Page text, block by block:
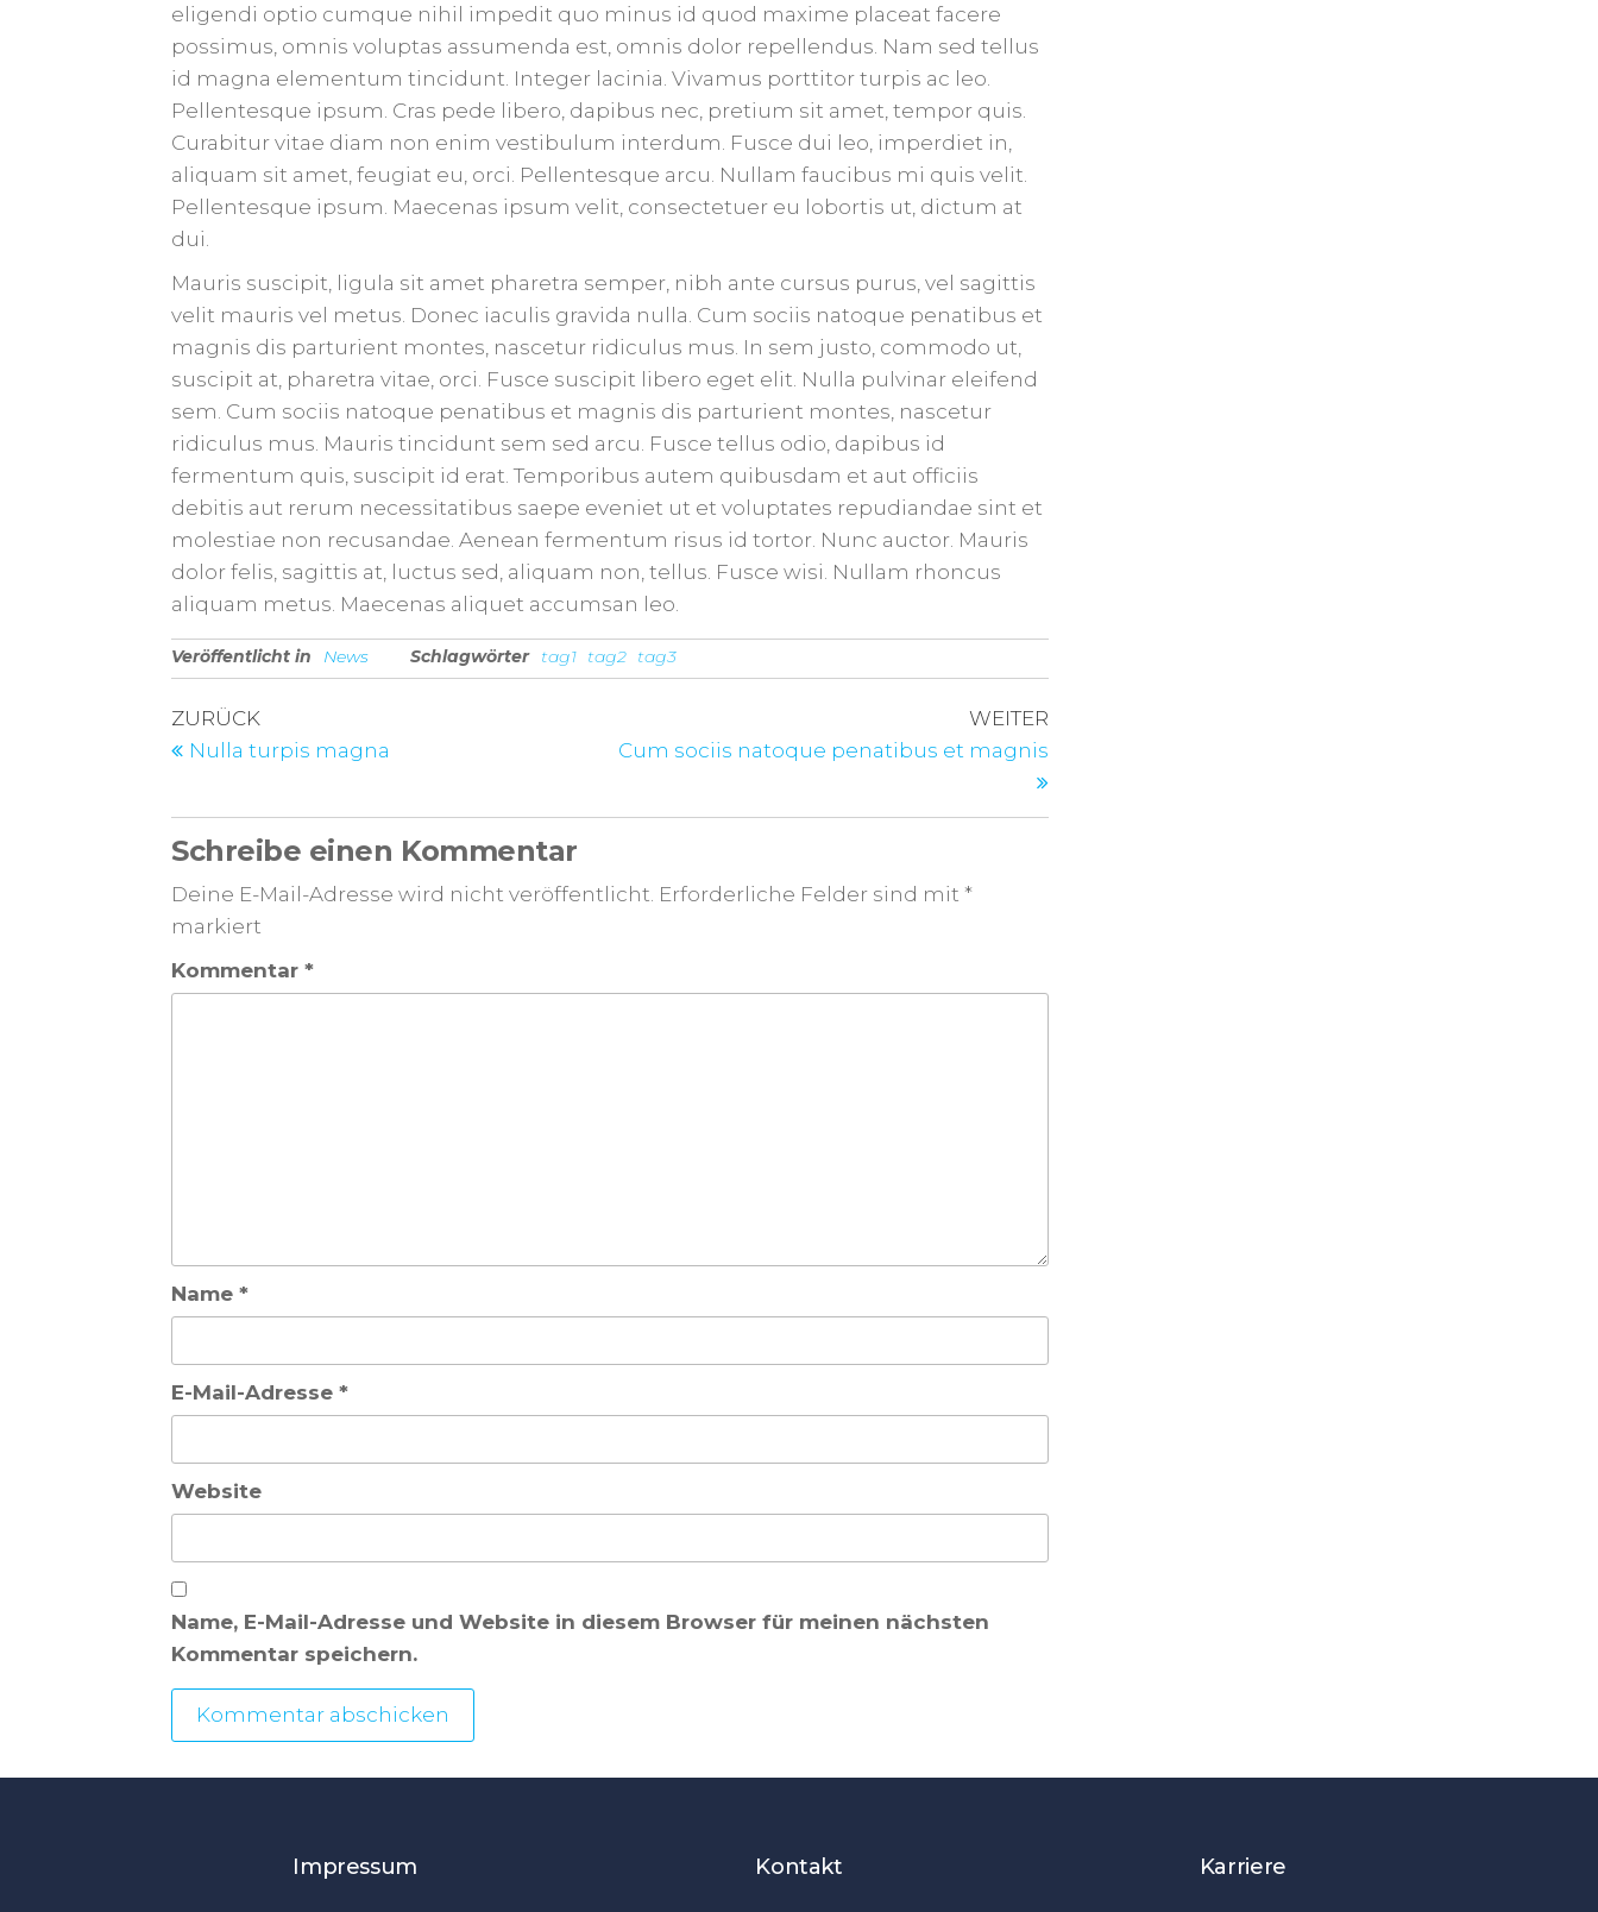
eligendi optio cumque nihil impedit quo minus id quod maxime placeat facere
possimus, omnis voluptas assumenda est, omnis dolor repellendus. Nam sed tellus
id magna elementum tincidunt. Integer lacinia. Vivamus porttitor turpis ac leo.
Pellentesque ipsum. Cras pede libero, dapibus nec, pretium sit amet, tempor quis.
Curabitur vitae diam non enim vestibulum interdum. Fusce dui leo, imperdiet in,
aliquam sit amet, feugiat eu, orci. Pellentesque arcu. Nullam faucibus mi quis velit.
Pellentesque ipsum. Maecenas ipsum velit, consectetuer eu lobortis ut, dictum at
dui.
Mauris suscipit, ligula sit amet pharetra semper, nibh ante cursus purus, vel sagittis
velit mauris vel metus. Donec iaculis gravida nulla. Cum sociis natoque penatibus et
magnis dis parturient montes, nascetur ridiculus mus. In sem justo, commodo ut,
suscipit at, pharetra vitae, orci. Fusce suscipit libero eget elit. Nulla pulvinar eleifend
sem. Cum sociis natoque penatibus et magnis dis parturient montes, nascetur
ridiculus mus. Mauris tincidunt sem sed arcu. Fusce tellus odio, dapibus id
fermentum quis, suscipit id erat. Temporibus autem quibusdam et aut officiis
debitis aut rerum necessitatibus saepe eveniet ut et voluptates repudiandae sint et
molestiae non recusandae. Aenean fermentum risus id tortor. Nunc auctor. Mauris
dolor felis, sagittis at, luctus sed, aliquam non, tellus. Fusce wisi. Nullam rhoncus
aliquam metus. Maecenas aliquet accumsan leo.
Veröffentlicht in News Schlagwörter tag1 tag2 tag3
ZURÜCK
Nulla turpis magna
WEITER
Cum sociis natoque penatibus et magnis
Schreibe einen Kommentar
Deine E-Mail-Adresse wird nicht veröffentlicht. Erforderliche Felder sind mit*
markiert
Kommentar*
Name*
E-Mail-Adresse*
Website
Name, E-Mail-Adresse und Website in diesem Browser für meinen nächsten
Kommentar speichern.
Impressum Kontakt Karriere